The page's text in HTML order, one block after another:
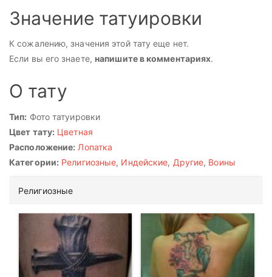
Значение татуировки
К сожалению, значения этой тату еще нет.
Если вы его знаете, напишите в комментариях.
О тату
Тип: Фото татуировки
Цвет тату: Цветная
Расположение: Лопатка
Категории: Религиозные, Индейские, Другие, Воины
Религиозные